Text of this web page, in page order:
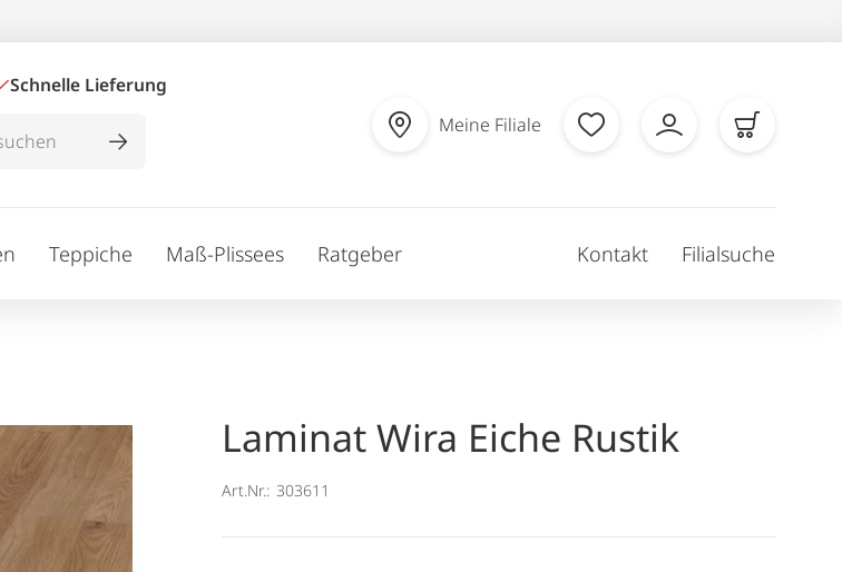
Schnelle Lieferung
Meine Filiale
Teppiche Maß-Plissees Ratgeber Kontakt Filialsuche
Laminat Wira Eiche Rustik
Art.Nr.: 303611